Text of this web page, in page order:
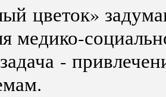
цветок»
медико-
-